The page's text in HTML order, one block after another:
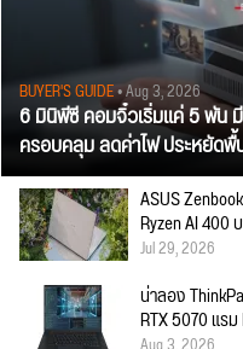
BUYER'S GUIDE• Aug 3, 2026
6 มินิพีซี คอมจิ๋วเริ่มแค่ 5 พัน
ครอบคลุม ลดค่าไฟ ประหยัด
ASUS
Ryzen AI 400
Jul 29, 2026
น่าลอง
RTX 5070 แร